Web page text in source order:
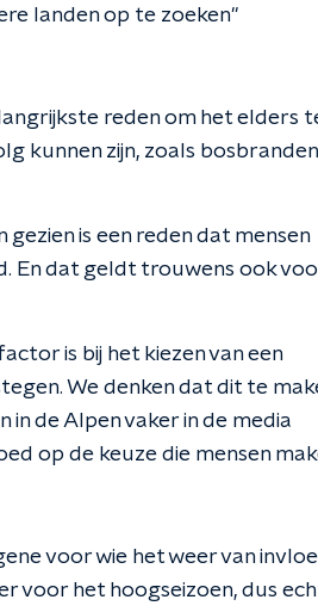
landen op te zoeken"
reden om het elders
kunnen zijn, zoals
is een reden dat mensen
En dat geldt trouwens ook
is bij het kiezen van een
We denken dat dit te
de Alpen vaker in de media
op de keuze die mensen
voor wie het weer van
voor het hoogseizoen, dus